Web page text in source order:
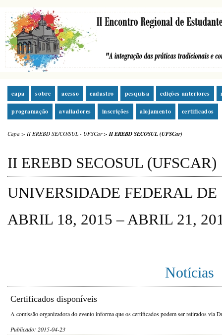
capa sobre acesso cadastro pesquisa edições anteriores
programação avaliadores inscrições alojamento certificados
Capa > II EREBD SE/CO/SUL - UFSCar> II EREBD SECOSUL (UFSCar)
II EREBD SECOSUL (UFSCAR)
UNIVERSIDADE FEDERAL DE
ABRIL 18, 2015 – ABRIL 21,
Notícias
Certificados disponíveis
A comissão organizadora do evento informa que os certificados podem ser retirados via
Publicado: 2015-04-23